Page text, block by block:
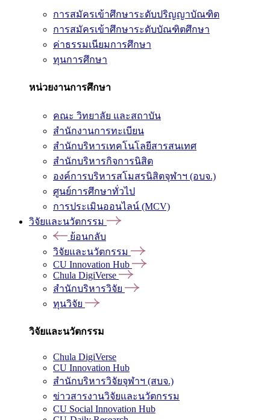
การสมัครเข้าศึกษาระดับปริญญาบัณฑิต
การสมัครเข้าศึกษาระดับบัณฑิตศึกษา
ค่าธรรมเนียมการศึกษา
ทุนการศึกษา
หน่วยงานการศึกษา
คณะ วิทยาลัย และสถาบัน
สำนักงานการทะเบียน
สำนักบริหารเทคโนโลยีสารสนเทศ
สำนักบริหารกิจการนิสิต
องค์การบริหารสโมสรนิสิตจุฬาฯ (อบจ.)
ศูนย์การศึกษาทั่วไป
การประเมินออนไลน์ (MCV)
วิจัยและนวัตกรรม
ย้อนกลับ
วิจัยและนวัตกรรม
CU Innovation Hub
Chula DigiVerse
สำนักบริหารวิจัย
ทุนวิจัย
วิจัยและนวัตกรรม
Chula DigiVerse
CU Innovation Hub
สำนักบริหารวิจัยจุฬาฯ (สบจ.)
ข่าวสารงานวิจัยและนวัตกรรม
CU Social Innovation Hub